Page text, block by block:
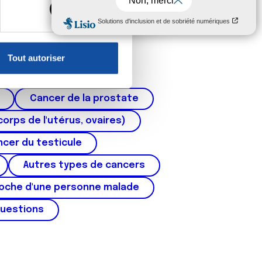
reportez-vous à lasection «
sur les cookies.
informations que
Tout autoriser
Cancer de la prostate
de l'utérus, ovaires)
du testicule
Autres types de cancers
d'une personne malade